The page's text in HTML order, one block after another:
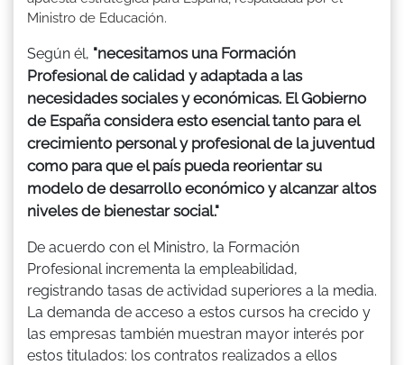
Ministro de Educación.
Según él, "necesitamos una Formación
Profesional de calidad y adaptada a las
necesidades sociales y económicas. El Gobierno
de España considera esto esencial tanto para el
crecimiento personal y profesional de la juventud
como para que el país pueda reorientar su
modelo de desarrollo económico y alcanzar altos
niveles de bienestar social."
De acuerdo con el Ministro, la Formación
Profesional incrementa la empleabilidad,
registrando tasas de actividad superiores a la media.
La demanda de acceso a estos cursos ha crecido y
las empresas también muestran mayor interés por
estos titulados: los contratos realizados a ellos